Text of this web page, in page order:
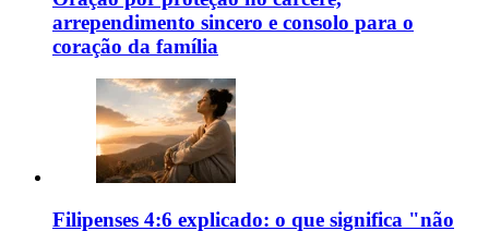
arrependimento sincero e consolo para o
coração da família
Filipenses 4:6 explicado: o que significa "não